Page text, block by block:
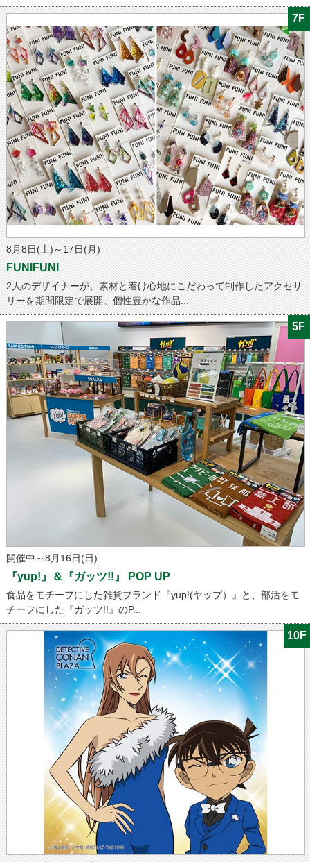
7F
8月8日(土)～17日(月)
FUNIFUNI
2人のデザイナーが、素材と着け心地にこだわって制作したアクセサ
リーを期間限定で展開。個性豊かな作品...
5F
開催中～8月16日(日)
『yup!』＆『ガッツ!!』 POP UP
食品をモチーフにした雑貨ブランド『yup!(ヤップ）』と、部活をモ
チーフにした『ガッツ!!』のP...
10F